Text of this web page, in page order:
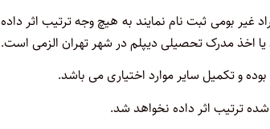
غیر بومی ثبت نام نمایند به هیچ وجه ترتیب اثر
ترتیب اثر داده نخواهد شد.